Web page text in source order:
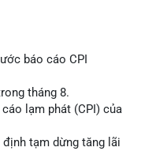
báo cáo CPI
tháng 8.
lạm phát (CPI) của
tạm dừng tăng lãi